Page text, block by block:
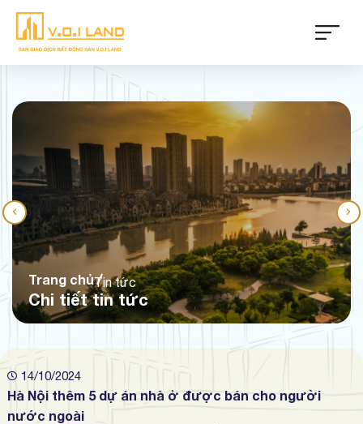
Trang chủTin tức
Chi tiết tin tức
14/10/2024
Hà Nội thêm 5 dự án nhà ở được bán cho người
nước ngoài